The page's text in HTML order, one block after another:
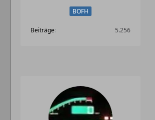
BOFH
Beiträge 5.256